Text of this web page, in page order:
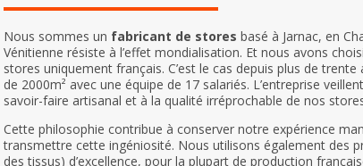
Nous sommes un fabricant de stores basé à Jarnac, en
Vénitienne résiste à l’effet mondialisation. Et nous avons
stores uniquement français. C’est le cas depuis plus de
de 2000m² avec une équipe de 17 salariés. L’entreprise
savoir-faire artisanal et à la qualité irréprochable de nos
Cette philosophie contribue à conserver notre expérience
transmettre cette ingéniosité. Nous utilisons également des
des tissus) d’excellence, pour la plupart de production